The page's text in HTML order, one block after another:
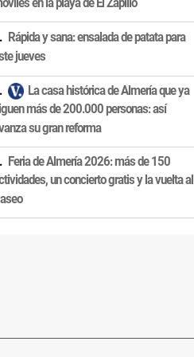
Rápida y sana: ensalada de patata para
jueves
La casa histórica de Almería que ya
más de 200.000 personas: así
su gran reforma
Feria de Almería 2026: más de 150
un concierto gratis y la vuelta al